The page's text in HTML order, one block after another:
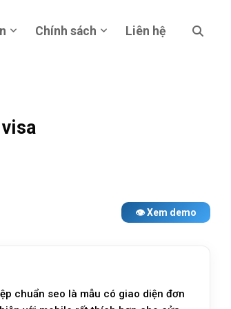
Chính sách Liên hệ
👁 Xem demo
chuẩn seo là mẫu có giao diện đơn